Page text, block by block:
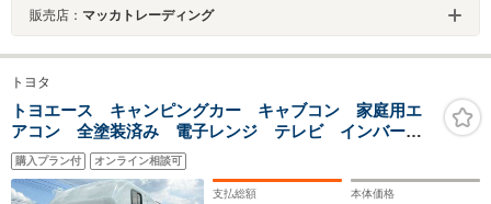
販売店： マッカトレーディング
トヨタ
トヨエース キャンピングカー キャブコン 家庭用エ
アコン 全塗装済み 電子レンジ テレビ インバータ
ー サブバッテリー バンクベッド マルチルーム デ
ィーゼル NOx・PM規制不適合車 レストア・DIYベー
ス車両 8ナンバーキャンピング車
購入プラン付 オンライン相談可
支払総額 本体価格